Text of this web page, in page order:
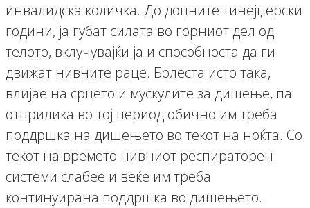
инвалидска количка. До доцните тинејџерски
години, ја губат силата во горниот дел од
телото, вклучувајќи ја и способноста да ги
движат нивните раце. Болеста исто така,
влијае на срцето и мускулите за дишење, па
отприлика во тој период обично им треба
поддршка на дишењето во текот на ноќта. Со
текот на времето нивниот респираторен
системи слабее и веќе им треба
континуирана поддршка во дишењето.